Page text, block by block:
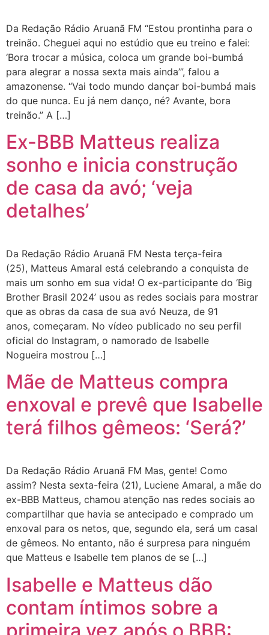
Da Redação Rádio Aruanã FM “Estou prontinha para o
treinão. Cheguei aqui no estúdio que eu treino e falei:
‘Bora trocar a música, coloca um grande boi-bumbá
para alegrar a nossa sexta mais ainda’”, falou a
amazonense. “Vai todo mundo dançar boi-bumbá mais
do que nunca. Eu já nem danço, né? Avante, bora
treinão.” A […]
Ex-BBB Matteus realiza
sonho e inicia construção
de casa da avó; ‘veja
detalhes’
Da Redação Rádio Aruanã FM Nesta terça-feira
(25), Matteus Amaral está celebrando a conquista de
mais um sonho em sua vida! O ex-participante do ‘Big
Brother Brasil 2024’ usou as redes sociais para mostrar
que as obras da casa de sua avó Neuza, de 91
anos, começaram. No vídeo publicado no seu perfil
oficial do Instagram, o namorado de Isabelle
Nogueira mostrou […]
Mãe de Matteus compra
enxoval e prevê que Isabelle
terá filhos gêmeos: ‘Será?’
Da Redação Rádio Aruanã FM Mas, gente! Como
assim? Nesta sexta-feira (21), Luciene Amaral, a mãe do
ex-BBB Matteus, chamou atenção nas redes sociais ao
compartilhar que havia se antecipado e comprado um
enxoval para os netos, que, segundo ela, será um casal
de gêmeos. No entanto, não é surpresa para ninguém
que Matteus e Isabelle tem planos de se […]
Isabelle e Matteus dão
contam íntimos sobre a